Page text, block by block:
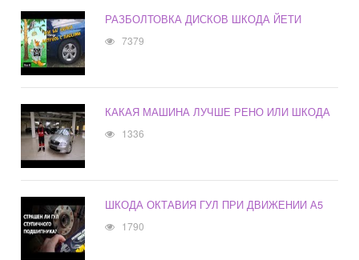
РАЗБОЛТОВКА ДИСКОВ ШКОДА ЙЕТИ
7379
КАКАЯ МАШИНА ЛУЧШЕ РЕНО ИЛИ ШКОДА
1336
ШКОДА ОКТАВИЯ ГУЛ ПРИ ДВИЖЕНИИ А5
1790